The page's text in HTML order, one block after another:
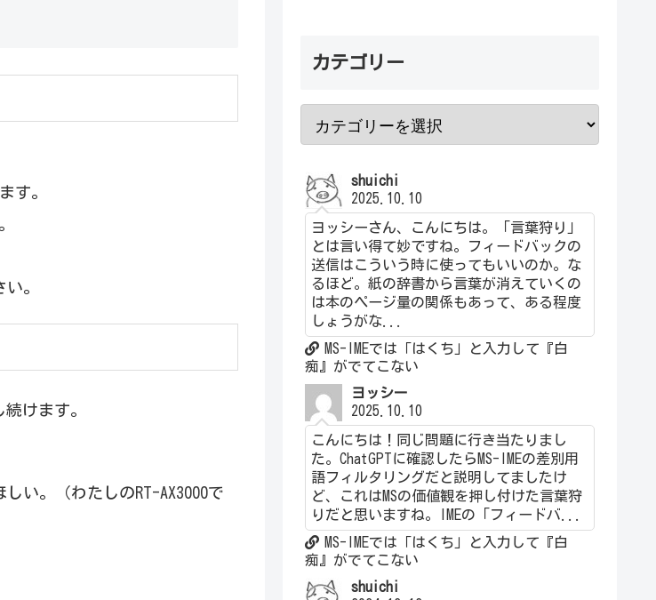
す。
。
けます。
しい。（わたしのRT-AX3000で
カテゴリー
shuichi
2025.10.10
ヨッシーさん、こんにちは。「言葉狩り」
とは言い得て妙ですね。フィードバックの
送信はこういう時に使ってもいいのか。な
るほど。紙の辞書から言葉が消えていくの
は本のページ量の関係もあって、ある程度
しょうがな...
MS-IMEでは「はくち」と入力して『白
痴』がでてこない
ヨッシー
2025.10.10
こんにちは！同じ問題に行き当たりまし
た。ChatGPTに確認したらMS-IMEの差別用
語フィルタリングだと説明してましたけ
ど、これはMSの価値観を押し付けた言葉狩
りだと思いますね。IMEの「フィードバ...
MS-IMEでは「はくち」と入力して『白
痴』がでてこない
shuichi